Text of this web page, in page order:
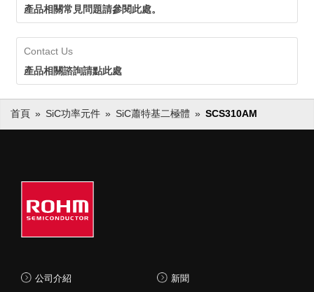
產品相關常見問題請參閱此處。
Contact Us
產品相關諮詢請點此處
首頁 SiC功率元件 SiC蕭特基二極體 SCS310AM
公司介紹 新聞